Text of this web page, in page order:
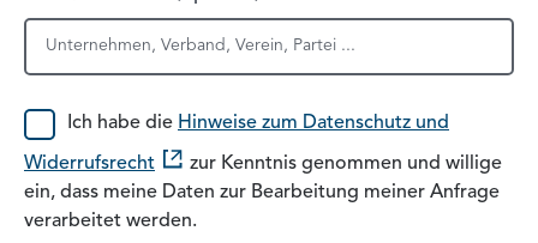
Datenschutzhinweis
und Widerrufsrecht
Ich habe die Hinweise zum Datenschutz und
Widerrufsrecht
zur Kenntnis genommen und willige
ein, dass meine Daten zur Bearbeitung meiner Anfrage
verarbeitet werden.